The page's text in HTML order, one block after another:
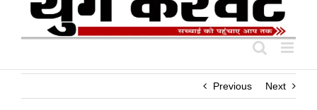
Previous Next